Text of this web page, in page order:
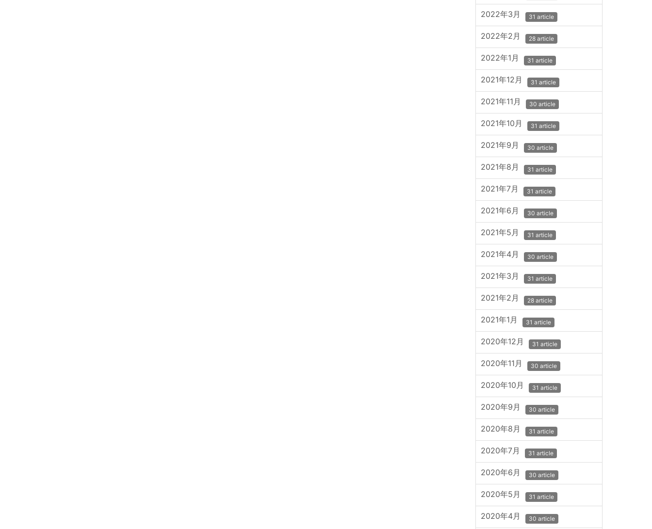
2022年3月 31 article
2022年2月 28 article
2022年1月 31 article
2021年12月 31 article
2021年11月 30 article
2021年10月 31 article
2021年9月 30 article
2021年8月 31 article
2021年7月 31 article
2021年6月 30 article
2021年5月 31 article
2021年4月 30 article
2021年3月 31 article
2021年2月 28 article
2021年1月 31 article
2020年12月 31 article
2020年11月 30 article
2020年10月 31 article
2020年9月 30 article
2020年8月 31 article
2020年7月 31 article
2020年6月 30 article
2020年5月 31 article
2020年4月 30 article